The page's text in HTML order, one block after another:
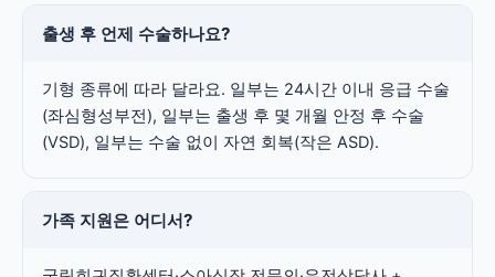
출생 후 언제 수술하나요?
기형 종류에 따라 달라요. 일부는 24시간 이내 응급 수술
(좌심형성부전), 일부는 출생 후 몇 개월 안정 후 수술
(VSD), 일부는 수술 없이 자연 회복(작은 ASD).
가족 지원은 어디서?